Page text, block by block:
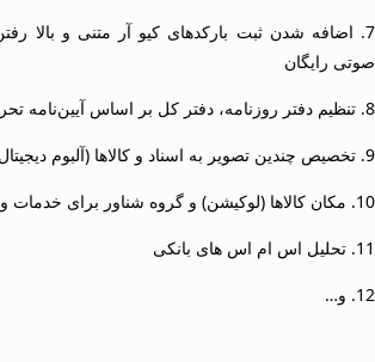
7. اضافه شدن ثبت بارکدهای کیو آر متنی و
صوتی رایگان
8. تنظیم دفتر روزنامه، دفتر کل بر اساس آیین‌نامه تحریر دفاتر قانونی
9. تخصیص چندین تصویر به اسناد و کالاها (آلبوم دیجیتال)
10. مکان کالاها (لوکیشن) و گروه شناور برای خدمات و کالاها
11. تحلیل اس ام اس های بانکی
12. و…